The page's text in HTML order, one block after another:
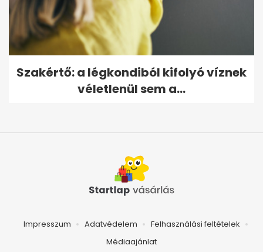
Szakértő: a légkondiból kifolyó víznek
véletlenül sem a...
Impresszum Adatvédelem
Felhasználási feltételek
Médiaajánlat